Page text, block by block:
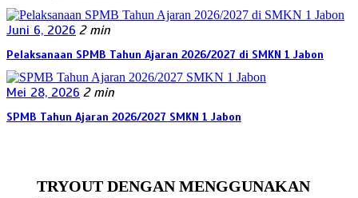
Juni 6, 2026 2 min
Pelaksanaan SPMB Tahun Ajaran 2026/2027 di SMKN 1 Jabon
Mei 28, 2026 2 min
SPMB Tahun Ajaran 2026/2027 SMKN 1 Jabon
TRYOUT DENGAN MENGGUNAKAN